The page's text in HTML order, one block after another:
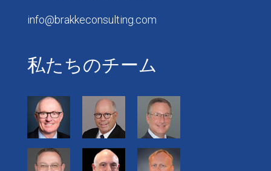
info@brakkeconsulting.com
私たちのチーム